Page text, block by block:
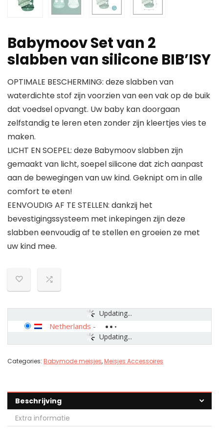
Babymoov Set van 2
slabben van silicone BIB’ISY
OPTIMALE BESCHERMING: deze slabben van
waterdichte stof zijn voorzien van een vak op de buik
dat voedsel opvangt. Uw baby kan doorgaan
zelfstandig te leren eten zonder zijn kleertjes vies te
maken.
LICHT EN SOEPEL: deze Babymoov slabben zijn
gemaakt van licht, soepel silicone dat zich aanpast
aan de bewegingen van uw kind. Geknipt om in alle
comfort te eten!
EENVOUDIG AF TE STELLEN: dankzij het
bevestigingssysteem met inkepingen zijn deze
slabben eenvoudig af te stellen en groeien ze met
uw kind mee.
Updating...
Updating...
Netherlands -
Categories: Babymode meisjes,Meisjes Accessoires
Beschrijving
Extra informatie